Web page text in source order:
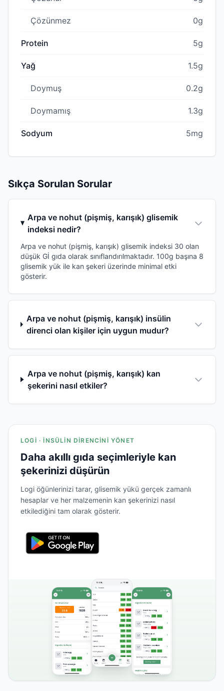
Çözünmez 0g
Protein 5g
Yağ 1.5g
Doymuş 0.2g
Doymamış 1.3g
Sodyum 5mg
Sıkça Sorulan Sorular
Arpa ve nohut (pişmiş, karışık) glisemik
indeksi nedir?
Arpa ve nohut (pişmiş, karışık) glisemik indeksi 30 olan
düşük Gİ gıda olarak sınıflandırılmaktadır. 100g başına 8
glisemik yük ile kan şekeri üzerinde minimal etki
gösterir.
Arpa ve nohut (pişmiş, karışık) insülin
direnci olan kişiler için uygun mudur?
Arpa ve nohut (pişmiş, karışık) kan
şekerini nasıl etkiler?
LOGI · İNSÜLIN DIRENCINI YÖNET
Daha akıllı gıda seçimleriyle kan
şekerinizi düşürün
Logi öğünlerinizi tarar, glisemik yükü gerçek zamanlı
hesaplar ve her malzemenin kan şekerinizi nasıl
etkilediğini tam olarak gösterir.